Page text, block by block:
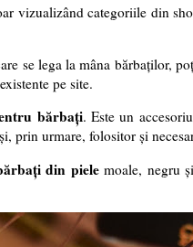
vizualizând categoriile din
se lega la mâna bărbaților,
pe site.
bărbați. Este un
prin urmare, folositor și
din pielemoale, negru